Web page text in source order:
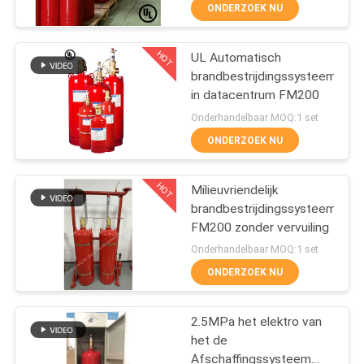
KWALITEITSCONTROLE
DOWNLOADEN
VERZOEK
OM EEN
CITAAT
SITEMAP
PRIVACY
POLICY
De
Afschaffingssysteem
van de inert
Gasbrand
62
47
ONDERZOEK NU
HOT
UL Automatisch
brandbestrijdingssysteem
in datacentrum FM200
Onderhandelbaar MOQ:1 set
ONDERZOEK NU
HOT
Milieuvriendelijk
brandbestrijdingssysteem
FM200 zonder vervuiling
Onderhandelbaar MOQ:1 set
ONDERZOEK NU
2.5MPa het elektro van
het de
Afschaffingssysteem